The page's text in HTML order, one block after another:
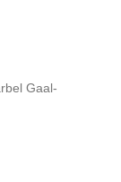
Gaal-